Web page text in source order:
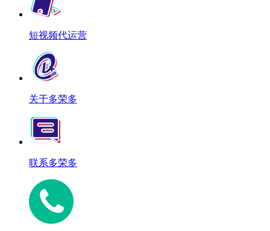
短视频代运营
关于多荣多
联系多荣多